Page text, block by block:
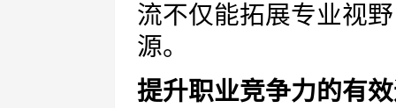
流不仅能拓展专业视
源。
提升职业竞争力的有